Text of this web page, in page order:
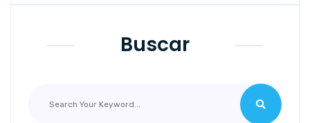
Buscar